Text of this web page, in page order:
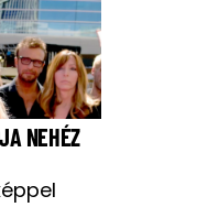
NEHÉZ